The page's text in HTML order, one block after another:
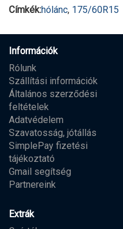
Címkék:hólánc, 175/60R15
Információk
Rólunk
Szállítási információk
Általános szerződési
feltételek
Adatvédelem
Szavatosság, jótállás
SimplePay fizetési
tájékoztató
Gmail segítség
Partnereink
Extrák